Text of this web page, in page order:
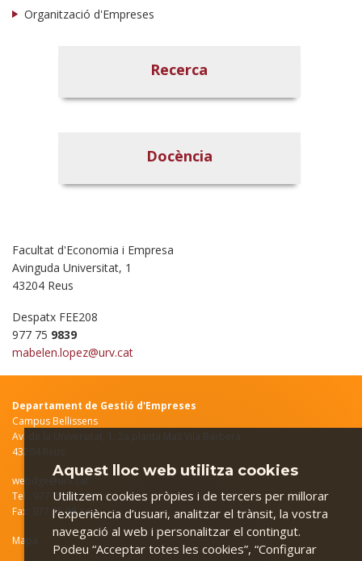
Organització d'Empreses
Recerca
Docència
Facultat d'Economia i Empresa
Avinguda Universitat, 1
43204 Reus
Despatx FEE208
977 75 9839
mabelen.lopez@urv.cat
Departament de Gestió d'Empreses
Campus Bellissens
Av. de la Universitat, 1, 2a planta Mas Vila Barberà
43204 Reus
webdge@urv.cat
Tel.: 977 75 98 71
Fax: 977 75 98 14
Mapa
Aquest lloc web utilitza cookies
Utilitzem cookies pròpies i de tercers per millorar
l’experiència d’usuari, analitzar el trànsit, la vostra
navegació al web i personalitzar el contingut.
Podeu “Acceptar totes les cookies”, “Configurar